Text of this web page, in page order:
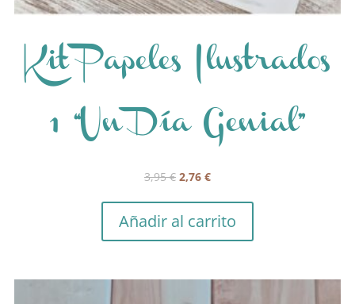
Kit Papeles Ilustrados
1 “Un Día Genial”
3,95€ El
original
era:
2,76 €El
actual
es:
Añadir al carrito